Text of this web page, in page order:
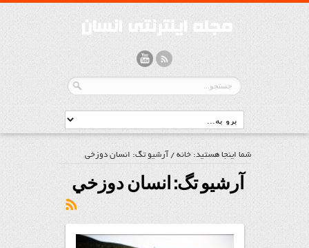
شما اینجا هستید:خانه/ آرشیو تگ: انسان دوزخي
آرشیو تگ:انسان دوزخي